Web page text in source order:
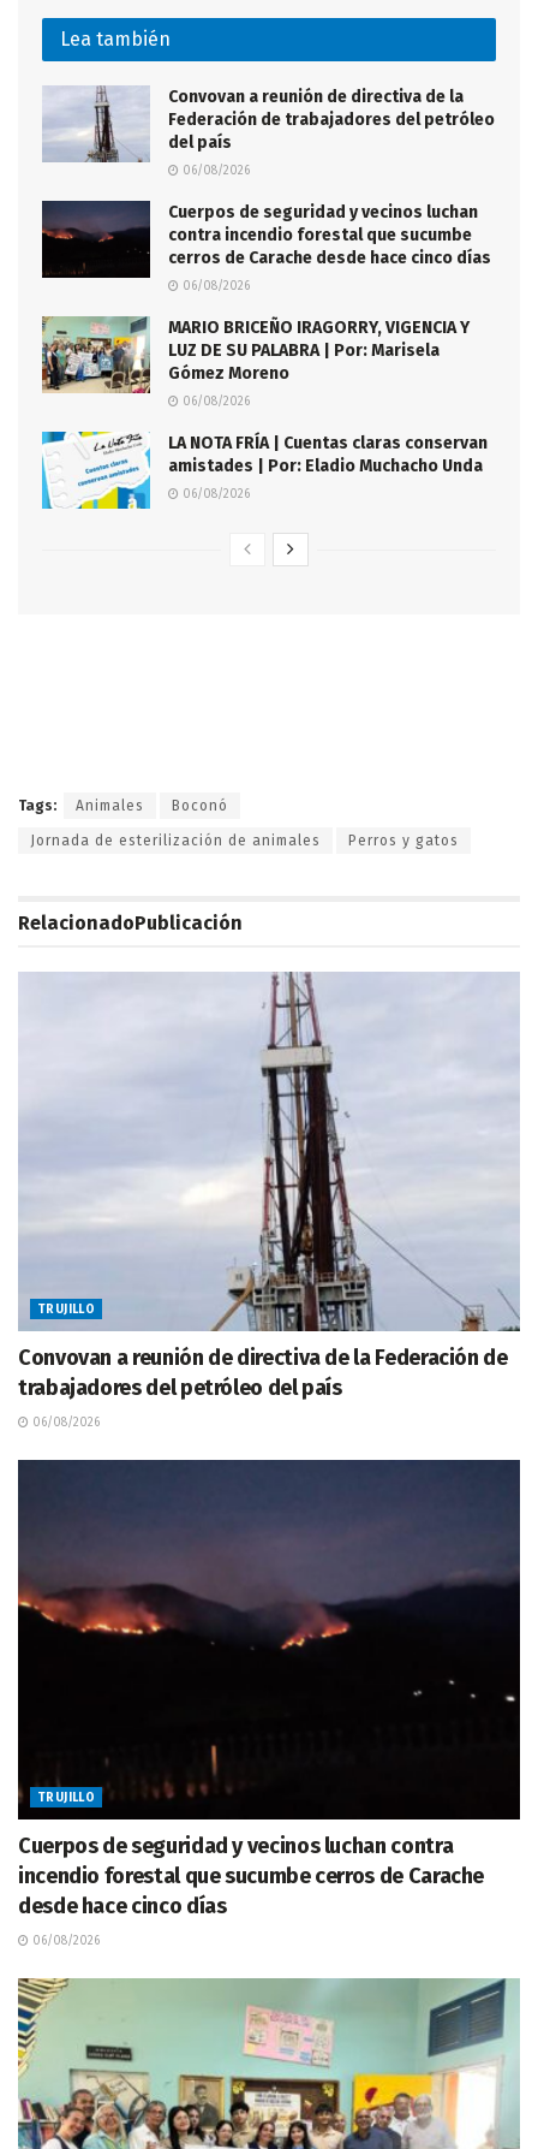
Lea también
Convovan a reunión de directiva de la
Federación de trabajadores del petróleo
del país
06/08/2026
Cuerpos de seguridad y vecinos luchan
contra incendio forestal que sucumbe
cerros de Carache desde hace cinco días
06/08/2026
MARIO BRICEÑO IRAGORRY, VIGENCIA Y
LUZ DE SU PALABRA | Por: Marisela
Gómez Moreno
06/08/2026
LA NOTA FRÍA | Cuentas claras conservan
amistades | Por: Eladio Muchacho Unda
06/08/2026
Tags: Animales Boconó
Jornada de esterilización de animales Perros y gatos
RelacionadoPublicación
TRUJILLO
Convovan a reunión de directiva de la Federación de
trabajadores del petróleo del país
06/08/2026
TRUJILLO
Cuerpos de seguridad y vecinos luchan contra
incendio forestal que sucumbe cerros de Carache
desde hace cinco días
06/08/2026